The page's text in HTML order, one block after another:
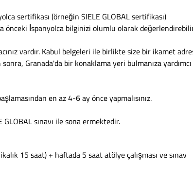
sertifikası (örneğin SIELE GLOBAL sertifikası)
İspanyolca bilginizi olumlu olarak
vardır. Kabul belgeleri ile birlikte size bir ikamet
Granada'da bir konaklama yeri bulmanıza yardımcı
en az 4-6 ay önce yapmalısınız.
sınavı ile sona ermektedir.
15 saat) + haftada 5 saat atölye çalışması ve sınav